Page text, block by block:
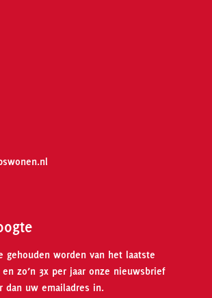
gehouden worden van het laatste
zo’n 3x per jaar onze nieuwsbrief
dan uw emailadres in.